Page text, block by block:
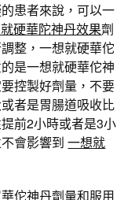
患者來說，可以一
硬華陀神丹效果劑
整，一想就硬華佗
是一想就硬華佗神
控製好劑量，不要
者是胃腸道吸收比
前2小時或者是3小
會影響到一想就
華佗神丹劑量和服用